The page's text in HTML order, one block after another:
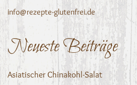
info@rezepte-glutenfrei.de
Neueste Beiträge
Asiatischer Chinakohl-Salat